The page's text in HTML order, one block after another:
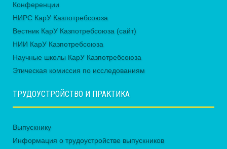
Конференции
НИРС КарУ Казпотребсоюза
Вестник КарУ Казпотребсоюза (сайт)
НИИ КарУ Казпотребсоюза
Научные школы КарУ Казпотребсоюза
Этическая комиссия по исследованиям
ТРУДОУСТРОЙСТВО И ПРАКТИКА
Выпускнику
Информация о трудоустройстве выпускников